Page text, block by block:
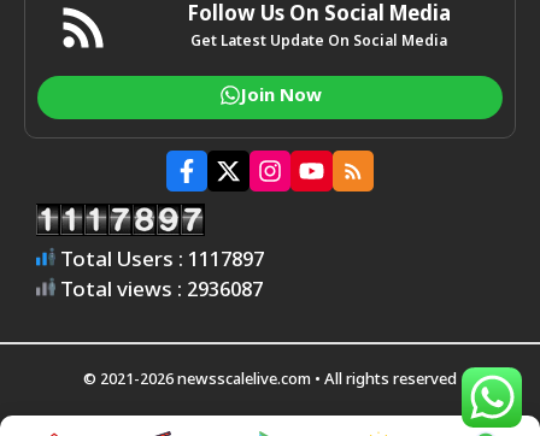
Follow Us On Social Media
Get Latest Update On Social Media
Join Now
Total Users : 1117897
Total views : 2936087
© 2021-2026 newsscalelive.com • All rights reserved